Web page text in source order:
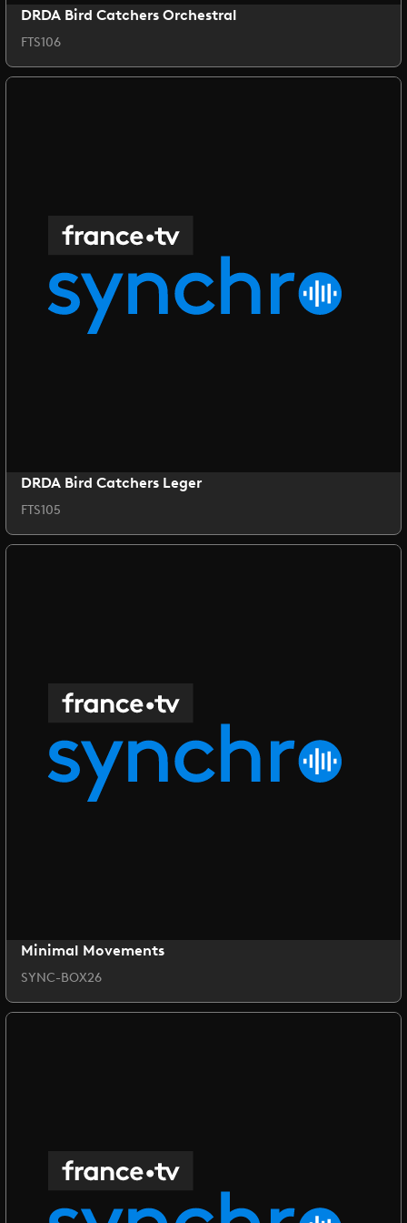
DRDA Bird Catchers Orchestral
FTS106
DRDA Bird Catchers Leger
FTS105
Minimal Movements
SYNC-BOX26